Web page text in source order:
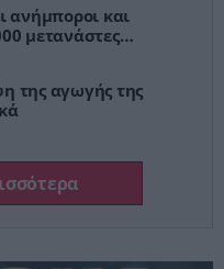
ανήμποροι και
μετανάστες
της αγωγής της